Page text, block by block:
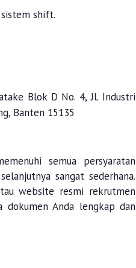
shift.
Blok D No. 4, Jl. Industri
Banten 15135
semua persyaratan
sangat sederhana.
website resmi rekrutmen
dokumen Anda lengkap dan